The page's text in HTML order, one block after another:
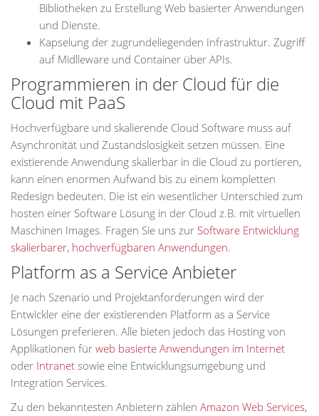
Bibliotheken zu Erstellung Web basierter Anwendungen
und Dienste.
Kapselung der zugrundeliegenden Infrastruktur. Zugriff
auf Midlleware und Container über APIs.
Programmieren in der Cloud für die
Cloud mit PaaS
Hochverfügbare und skalierende Cloud Software muss auf
Asynchronität und Zustandslosigkeit setzen müssen. Eine
existierende Anwendung skalierbar in die Cloud zu portieren,
kann einen enormen Aufwand bis zu einem kompletten
Redesign bedeuten. Die ist ein wesentlicher Unterschied zum
hosten einer Software Lösung in der Cloud z.B. mit virtuellen
Maschinen Images. Fragen Sie uns zur Software Entwicklung
skalierbarer, hochverfügbaren Anwendungen.
Platform as a Service Anbieter
Je nach Szenario und Projektanforderungen wird der
Entwickler eine der existierenden Platform as a Service
Lösungen preferieren. Alle bieten jedoch das Hosting von
Applikationen für web basierte Anwendungen im Internet
oder Intranet sowie eine Entwicklungsumgebung und
Integration Services.
Zu den bekanntesten Anbietern zählen Amazon Web Services,